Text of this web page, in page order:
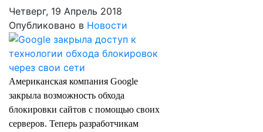
Четверг, 19 Апрель 2018
Опубликовано в Новости
Американская компания Google
закрыла возможность обхода
блокировки сайтов с помощью своих
серверов. Теперь разработчикам